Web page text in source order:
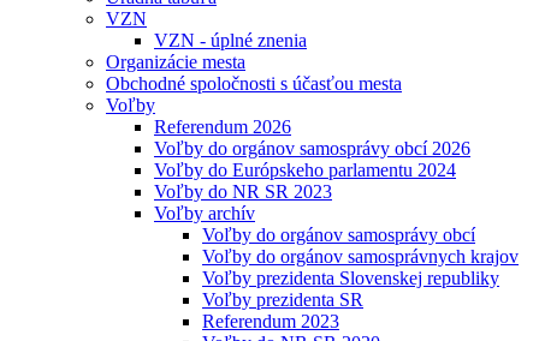
VZN
VZN - úplné znenia
Organizácie mesta
Obchodné spoločnosti s účasťou mesta
Voľby
Referendum 2026
Voľby do orgánov samosprávy obcí 2026
Voľby do Európskeho parlamentu 2024
Voľby do NR SR 2023
Voľby archív
Voľby do orgánov samosprávy obcí
Voľby do orgánov samosprávnych krajov
Voľby prezidenta Slovenskej republiky
Voľby prezidenta SR
Referendum 2023